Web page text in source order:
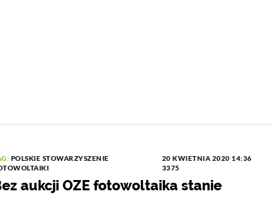
POLSKIE STOWARZYSZENIE
20 KWIETNIA 2020 14:36
3375
aukcji OZE fotowoltaika stanie